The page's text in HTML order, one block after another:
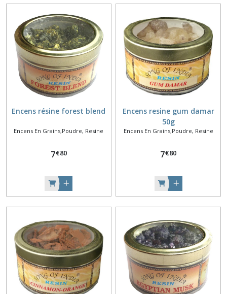
Encens résine forest blend
Encens En Grains,Poudre, Resine
7€80
Encens resine gum damar
50g
Encens En Grains,Poudre, Resine
7€80